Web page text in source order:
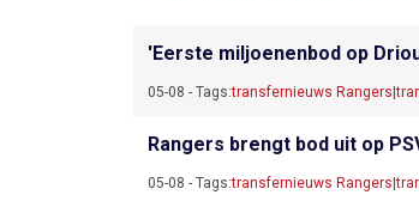
'Eerste miljoenenbod op
05-08 - Tags:transfernieuws Rangers |
Rangers brengt bod uit op
05-08 - Tags:transfernieuws Rangers |